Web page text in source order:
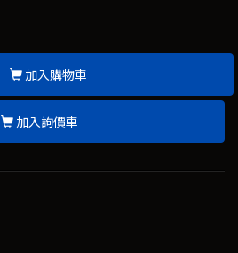
加入購物車
加入詢價車